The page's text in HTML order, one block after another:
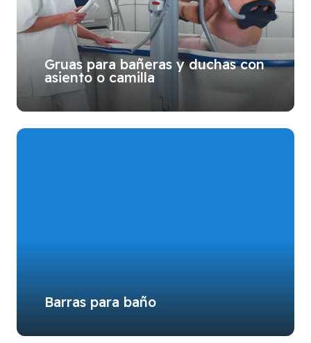
Gruas para bañeras y duchas con
asiento o camilla
Barras para baño